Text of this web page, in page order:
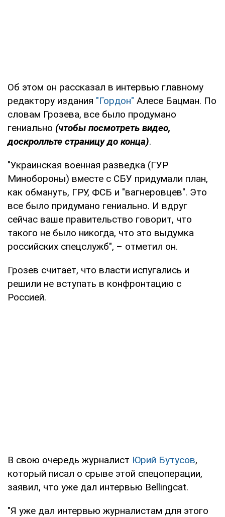
Об этом он рассказал в интервью главному
редактору издания "Гордон" Алесе Бацман. По
словам Грозева, все было продумано
гениально (чтобы посмотреть видео,
доскролльте страницу до конца).
"Украинская военная разведка (ГУР
Минобороны) вместе с СБУ придумали план,
как обмануть, ГРУ, ФСБ и "вагнеровцев". Это
все было придумано гениально. И вдруг
сейчас ваше правительство говорит, что
такого не было никогда, что это выдумка
российских спецслужб", – отметил он.
Грозев считает, что власти испугались и
решили не вступать в конфронтацию с
Россией.
В свою очередь журналист Юрий Бутусов,
который писал о срыве этой спецоперации,
заявил, что уже дал интервью Bellingcat.
"Я уже дал интервью журналистам для этого